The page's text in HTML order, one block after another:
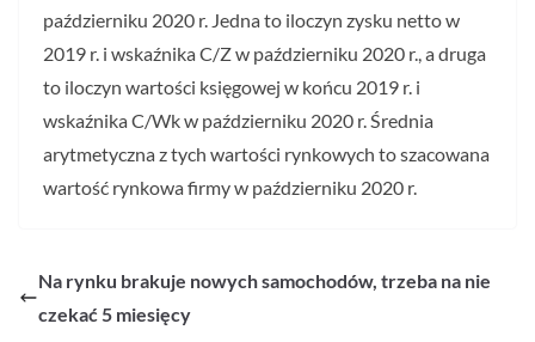
październiku 2020 r. Jedna to iloczyn zysku netto w
2019 r. i wskaźnika C/Z w październiku 2020 r., a druga
to iloczyn wartości księgowej w końcu 2019 r. i
wskaźnika C/Wk w październiku 2020 r. Średnia
arytmetyczna z tych wartości rynkowych to szacowana
wartość rynkowa firmy w październiku 2020 r.
Na rynku brakuje nowych samochodów, trzeba na nie
czekać 5 miesięcy